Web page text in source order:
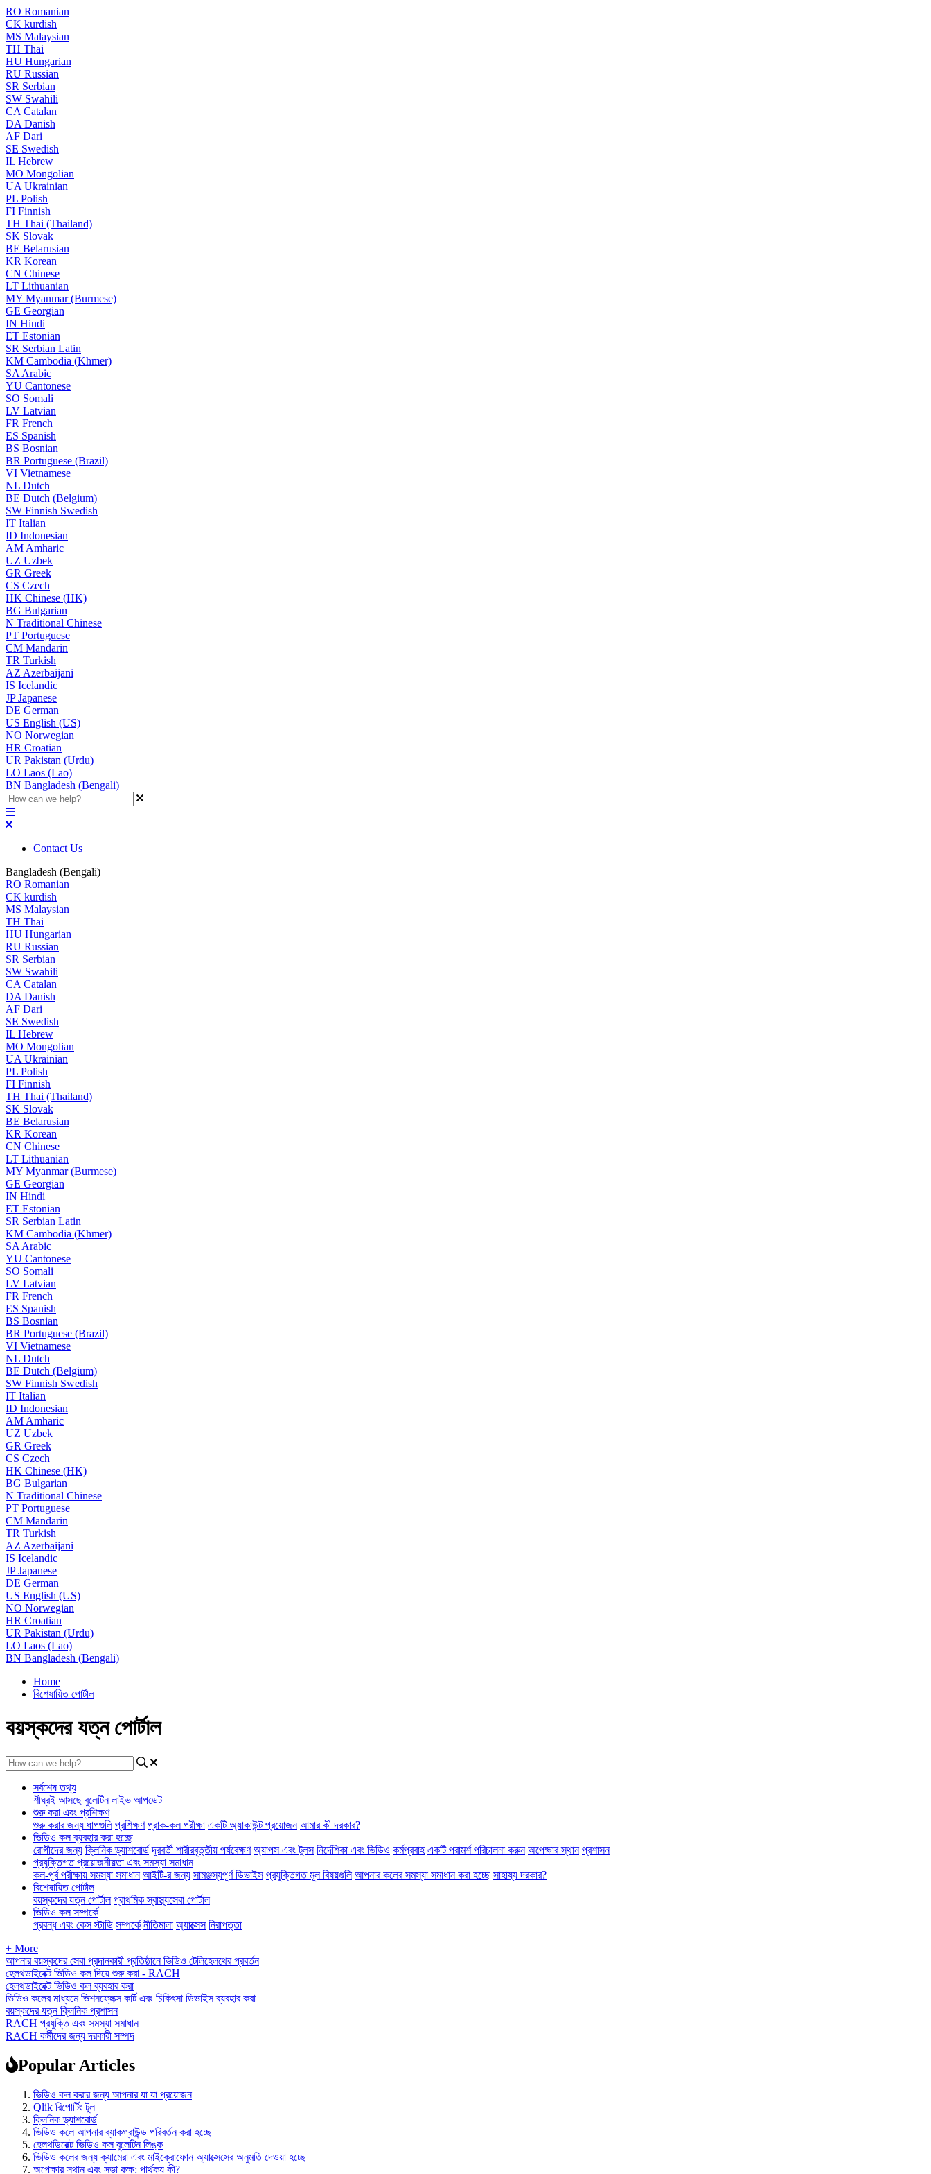
RO Romanian
CK kurdish
MS Malaysian
TH Thai
HU Hungarian
RU Russian
SR Serbian
SW Swahili
CA Catalan
DA Danish
AF Dari
SE Swedish
IL Hebrew
MO Mongolian
UA Ukrainian
PL Polish
FI Finnish
TH Thai (Thailand)
SK Slovak
BE Belarusian
KR Korean
CN Chinese
LT Lithuanian
MY Myanmar (Burmese)
GE Georgian
IN Hindi
ET Estonian
SR Serbian Latin
KM Cambodia (Khmer)
SA Arabic
YU Cantonese
SO Somali
LV Latvian
FR French
ES Spanish
BS Bosnian
BR Portuguese (Brazil)
VI Vietnamese
NL Dutch
BE Dutch (Belgium)
SW Finnish Swedish
IT Italian
ID Indonesian
AM Amharic
UZ Uzbek
GR Greek
CS Czech
HK Chinese (HK)
BG Bulgarian
N Traditional Chinese
PT Portuguese
CM Mandarin
TR Turkish
AZ Azerbaijani
IS Icelandic
JPJapanese
DE German
US English (US)
NO Norwegian
HR Croatian
UR Pakistan (Urdu)
LO Laos (Lao)
BN Bangladesh (Bengali)
Contact Us
Bangladesh (Bengali)
RO Romanian
CK kurdish
MS Malaysian
TH Thai
HU Hungarian
RU Russian
SR Serbian
SW Swahili
CA Catalan
DA Danish
AF Dari
SE Swedish
IL Hebrew
MO Mongolian
UA Ukrainian
PL Polish
FI Finnish
TH Thai (Thailand)
SK Slovak
BE Belarusian
KR Korean
CN Chinese
LT Lithuanian
MY Myanmar (Burmese)
GE Georgian
IN Hindi
ET Estonian
SR Serbian Latin
KM Cambodia (Khmer)
SA Arabic
YU Cantonese
SO Somali
LV Latvian
FR French
ES Spanish
BS Bosnian
BR Portuguese (Brazil)
VI Vietnamese
NL Dutch
BE Dutch (Belgium)
SW Finnish Swedish
IT Italian
ID Indonesian
AM Amharic
UZ Uzbek
GR Greek
CS Czech
HK Chinese (HK)
BG Bulgarian
N Traditional Chinese
PT Portuguese
CM Mandarin
TR Turkish
AZ Azerbaijani
IS Icelandic
JPJapanese
DE German
US English (US)
NO Norwegian
HR Croatian
UR Pakistan (Urdu)
LO Laos (Lao)
BN Bangladesh (Bengali)
Home
বিশেষায়িত পোর্টাল
বয়স্কদের যত্ন পোর্টাল
সর্বশেষ তথ্য
শীঘ্রই আসছে বুলেটিন লাইভ আপডেট
শুরু করা এবং প্রশিক্ষণ
শুরু করার জন্য ধাপগুলি প্রশিক্ষণ প্রাক-কল পরীক্ষা একটি অ্যাকাউন্ট প্রয়োজন আমার কী দরকার?
ভিডিও কল ব্যবহার করা হচ্ছে
রোগীদের জন্য ক্লিনিক ড্যাশবোর্ড দূরবর্তী শারীরবৃত্তীয় পর্যবেক্ষণ অ্যাপস এবং টুলস নির্দেশিকা এবং ভিডিও কর্মপ্রবাহ একটি পরামর্শ পরিচালনা করুন অপেক্ষার স্থান প্রশাসন
প্রযুক্তিগত প্রয়োজনীয়তা এবং সমস্যা সমাধান
কল-পূর্ব পরীক্ষায় সমস্যা সমাধান আইটি-র জন্য সামঞ্জস্যপূর্ণ ডিভাইস প্রযুক্তিগত মূল বিষয়গুলি আপনার কলের সমস্যা সমাধান করা হচ্ছে সাহায্য দরকার?
বিশেষায়িত পোর্টাল
বয়স্কদের যত্ন পোর্টাল প্রাথমিক স্বাস্থ্যসেবা পোর্টাল
ভিডিও কল সম্পর্কে
প্রবন্ধ এবং কেস স্টাডি সম্পর্কে নীতিমালা অ্যাক্সেস নিরাপত্তা
+ More
আপনার বয়স্কদের সেবা প্রদানকারী প্রতিষ্ঠানে ভিডিও টেলিহেলথের প্রবর্তন
হেলথডাইরেক্ট ভিডিও কল দিয়ে শুরু করা - RACH
হেলথডাইরেক্ট ভিডিও কল ব্যবহার করা
ভিডিও কলের মাধ্যমে ভিশনফ্লেক্স কার্ট এবং চিকিৎসা ডিভাইস ব্যবহার করা
বয়স্কদের যত্ন ক্লিনিক প্রশাসন
RACH প্রযুক্তি এবং সমস্যা সমাধান
RACH কর্মীদের জন্য দরকারী সম্পদ
Popular Articles
ভিডিও কল করার জন্য আপনার যা যা প্রয়োজন
Qlik রিপোর্টিং টুল
ক্লিনিক ড্যাশবোর্ড
ভিডিও কলে আপনার ব্যাকগ্রাউন্ড পরিবর্তন করা হচ্ছে
হেলথডিরেক্ট ভিডিও কল বুলেটিন লিঙ্ক
ভিডিও কলের জন্য ক্যামেরা এবং মাইক্রোফোন অ্যাক্সেসের অনুমতি দেওয়া হচ্ছে
অপেক্ষার স্থান এবং সভা কক্ষ: পার্থক্য কী?